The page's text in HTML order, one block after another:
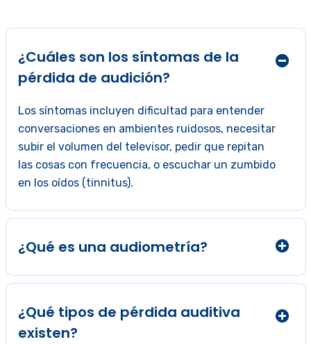
¿Cuáles son los síntomas de la
pérdida de audición?
Los síntomas incluyen dificultad para entender
conversaciones en ambientes ruidosos, necesitar
subir el volumen del televisor, pedir que repitan
las cosas con frecuencia, o escuchar un zumbido
en los oídos (tinnitus).
¿Qué es una audiometría?
¿Qué tipos de pérdida auditiva
existen?